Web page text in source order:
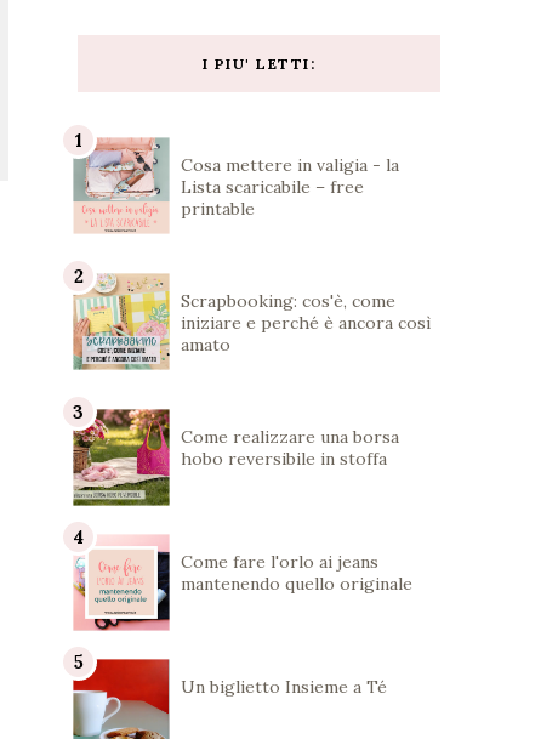
I PIU' LETTI:
Cosa mettere in valigia - la
Lista scaricabile – free
printable
Scrapbooking: cos'è, come
iniziare e perché è ancora così
amato
Come realizzare una borsa
hobo reversibile in stoffa
Come fare l'orlo ai jeans
mantenendo quello originale
Un biglietto Insieme a Té